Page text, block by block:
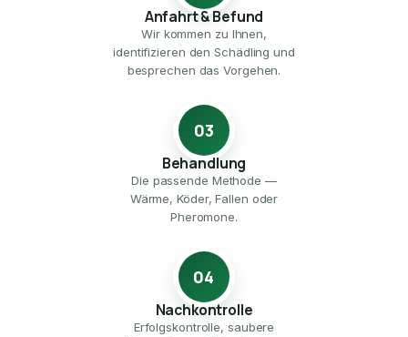
Anfahrt & Befund
Wir kommen zu Ihnen,
identifizieren den Schädling und
besprechen das Vorgehen.
03
Behandlung
Die passende Methode —
Wärme, Köder, Fallen oder
Pheromone.
04
Nachkontrolle
Erfolgskontrolle, saubere